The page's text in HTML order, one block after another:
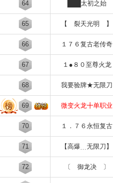
64 ███太初之始
65 【 裂天光明 】
66 １７６复古老传奇
67 １●８０至尊火龙
68 我要验牌★无限刀
69 微变火龙╋单职业
70 １．７６永恒复古
71 【高爆﹍无限刀】
72 〔 御龙决 〕